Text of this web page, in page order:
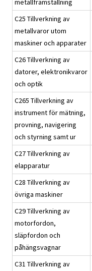
metallframställning
C25 Tillverkning av
metallvaror utom
maskiner och apparater
C26 Tillverkning av
datorer, elektronikvaror
och optik
C265 Tillverkning av
instrument för mätning,
provning, navigering
och styrning samt ur
C27 Tillverkning av
elapparatur
C28 Tillverkning av
övriga maskiner
C29 Tillverkning av
motorfordon,
släpfordon och
påhängsvagnar
C31 Tillverkning av